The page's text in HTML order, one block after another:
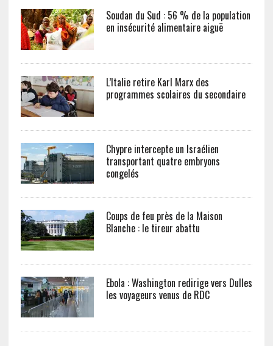
Soudan du Sud : 56 % de la population
en insécurité alimentaire aiguë
L’Italie retire Karl Marx des
programmes scolaires du secondaire
Chypre intercepte un Israélien
transportant quatre embryons
congelés
Coups de feu près de la Maison
Blanche : le tireur abattu
Ebola : Washington redirige vers Dulles
les voyageurs venus de RDC